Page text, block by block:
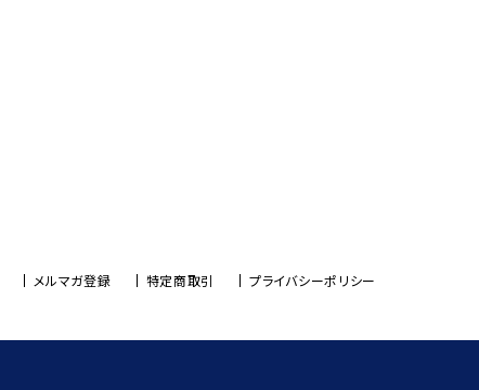
メルマガ登録 特定商取引 プライバシーポリシー